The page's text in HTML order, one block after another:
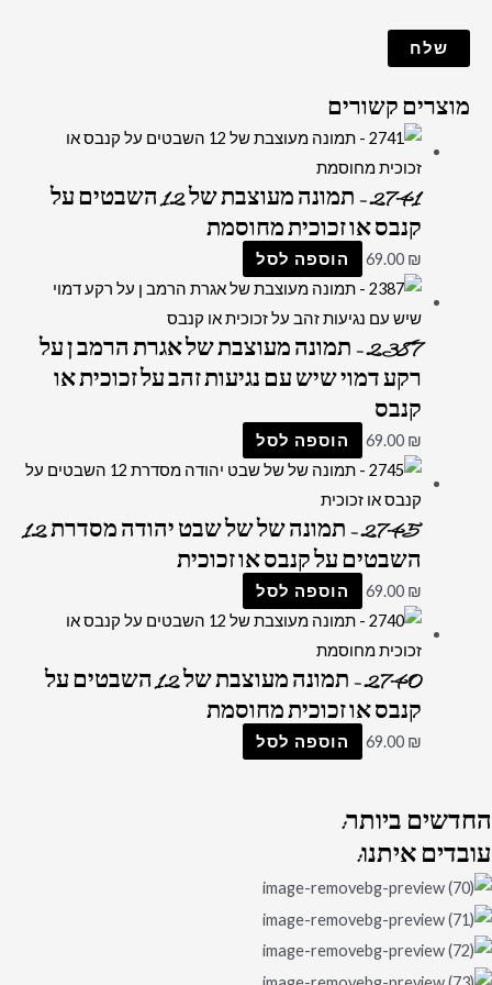
מוצרים קשורים
2741 – תמונה מעוצבת של 12 השבטים על
קנבס או זכוכית מחוסמת
69.00 ₪ הוספה לסל
2387 – תמונה מעוצבת של אגרת הרמב ן על
רקע דמוי שיש עם נגיעות זהב על זכוכית או
קנבס
69.00 ₪ הוספה לסל
2745 – תמונה של של שבט יהודה מסדרת 12
השבטים על קנבס או זכוכית
69.00 ₪ הוספה לסל
2740 – תמונה מעוצבת של 12 השבטים על
קנבס או זכוכית מחוסמת
69.00 ₪ הוספה לסל
החדשיםביותר:
עובדיםאיתנו: